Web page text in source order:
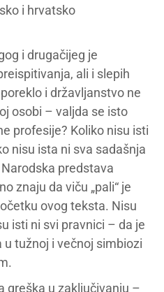
i hrvatsko
i drugačijeg je
ali i slepih
i državljanstvo ne
osobi – valjda se isto
profesije? Koliko nisu isti
nisu ista ni sva sadašnja
predstava
znaju da viču „pali“ je
ovog teksta. Nisu
isti ni svi pravnici – da je
u tužnoj i večnoj simbiozi
greška u zaključivanju –